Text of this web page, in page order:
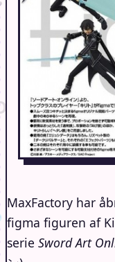
MaxFactory har
figma figuren af
serie Sword Art